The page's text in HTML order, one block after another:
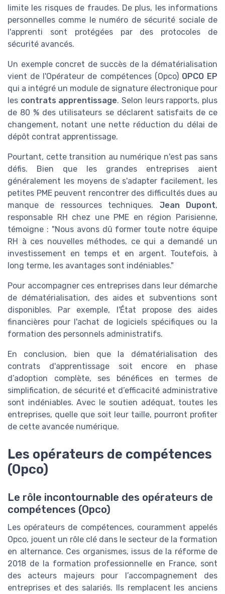
limite les risques de fraudes. De plus, les informations
personnelles comme le numéro de sécurité sociale de
l'apprenti sont protégées par des protocoles de
sécurité avancés.
Un exemple concret de succès de la dématérialisation
vient de l'Opérateur de compétences (Opco) OPCO EP
qui a intégré un module de signature électronique pour
les contrats apprentissage. Selon leurs rapports, plus
de 80 % des utilisateurs se déclarent satisfaits de ce
changement, notant une nette réduction du délai de
dépôt contrat apprentissage.
Pourtant, cette transition au numérique n'est pas sans
défis. Bien que les grandes entreprises aient
généralement les moyens de s'adapter facilement, les
petites PME peuvent rencontrer des difficultés dues au
manque de ressources techniques. Jean Dupont,
responsable RH chez une PME en région Parisienne,
témoigne : "Nous avons dû former toute notre équipe
RH à ces nouvelles méthodes, ce qui a demandé un
investissement en temps et en argent. Toutefois, à
long terme, les avantages sont indéniables."
Pour accompagner ces entreprises dans leur démarche
de dématérialisation, des aides et subventions sont
disponibles. Par exemple, l'État propose des aides
financières pour l'achat de logiciels spécifiques ou la
formation des personnels administratifs.
En conclusion, bien que la dématérialisation des
contrats d'apprentissage soit encore en phase
d’adoption complète, ses bénéfices en termes de
simplification, de sécurité et d’efficacité administrative
sont indéniables. Avec le soutien adéquat, toutes les
entreprises, quelle que soit leur taille, pourront profiter
de cette avancée numérique.
Les opérateurs de compétences
(Opco)
Le rôle incontournable des opérateurs de
compétences (Opco)
Les opérateurs de compétences, couramment appelés
Opco, jouent un rôle clé dans le secteur de la formation
en alternance. Ces organismes, issus de la réforme de
2018 de la formation professionnelle en France, sont
des acteurs majeurs pour l’accompagnement des
entreprises et des salariés. Ils remplacent les anciens